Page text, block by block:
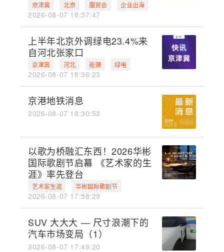
京津冀 北京 服贸会 企业出海
2026-08-07 18:37:47
上半年北京外调绿电23.4%来
自河北张家口
京津冀 河北 能源 绿电
2026-08-07 18:36:23
京港地铁消息
2026-08-07 18:30:53
以歌为桥融汇东西！2026华彬
国际歌剧节启幕 《艺术家的生
涯》率先登台
艺术家生涯 华彬国际歌剧节
2026-08-07 17:58:29
SUV 大大大 — 尺寸浪潮下的
汽车市场变局（1）
2026-08-07 17:49:20